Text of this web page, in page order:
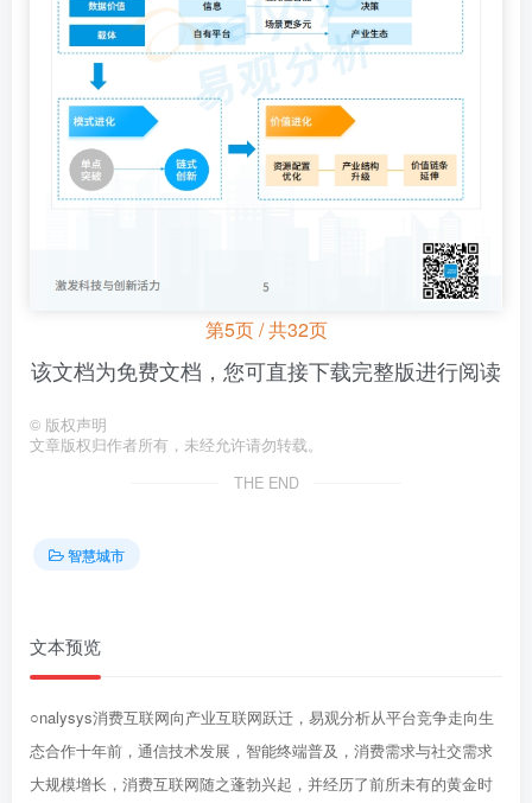
第5页 / 共32页
该文档为免费文档，您可直接下载完整版进行阅读
© 版权声明
文章版权归作者所有，未经允许请勿转载。
THE END
智慧城市
文本预览
○nalysys消费互联网向产业互联网跃迁，易观分析从平台竞争走向生
态合作十年前，通信技术发展，智能终端普及，消费需求与社交需求
大规模增长，消费互联网随之蓬勃兴起，并经历了前所未有的黄金时